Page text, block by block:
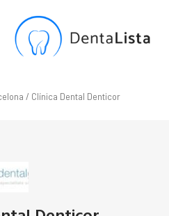
/ Clínica Dental Denticor